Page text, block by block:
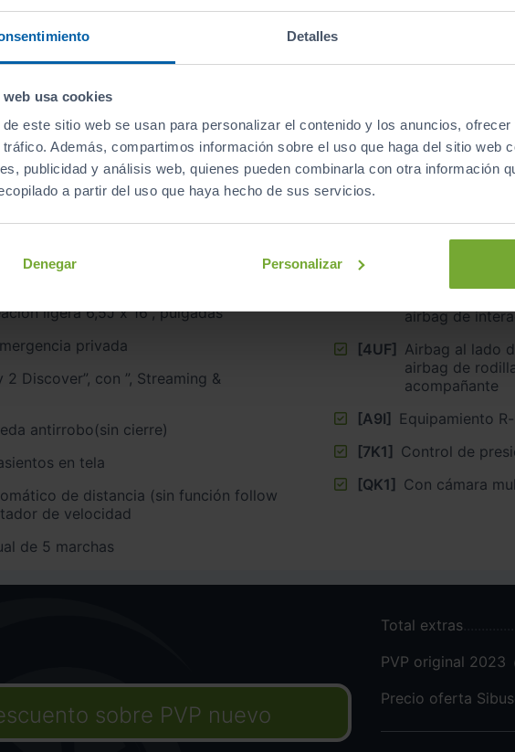
Detalles
web usa cookies
este sitio web se usan para personalizar el contenido y los anuncios,
Además, compartimos información sobre el uso que haga del sitio web
publicidad y análisis web, quienes pueden combinarla con otra información
a partir del uso que haya hecho de sus servicios.
Denegar Personalizar
ligera 6,5J x 16”, pulgadas
privada
con ”, Streaming &
antirrobo(sin cierre)
en tela
de distancia (sin función follow
de velocidad
de 5 marchas
Cierre centralizado ”,
Airbag lateral
airbag de
[4UF] Airbag al lado
airbag de
acompañante
[A9I] Equipamiento
[7K1] Control de
[QK1] Con cámara
sobre PVP nuevo
Total extras
PVP original 2023
Precio oferta